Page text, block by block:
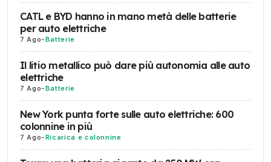
CATL e BYD hanno in mano metà delle batterie
per auto elettriche
7 Ago-Batterie
Il litio metallico può dare più autonomia alle auto
elettriche
7 Ago-Batterie
New York punta forte sulle auto elettriche: 600
colonnine in più
7 Ago-Ricarica e colonnine